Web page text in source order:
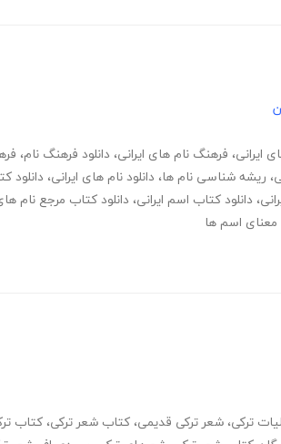
ایرانی، فرهنگ نام های ایرانی، دانلود فرهنگ نام،
، ریشه شناسی نام ها، دانلود نام های ایرانی، دانلود
، دانلود کتاب اسم ایرانی، دانلود کتاب مرجع نام
معنای اسم ها
ترکی، شعر ترکی قدیمی، کتاب شعر ترکی، کتاب